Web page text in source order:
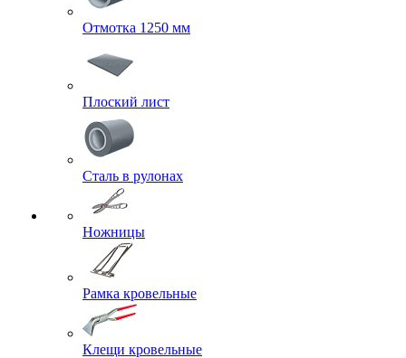
Отмотка 1250 мм
Плоский лист
Сталь в рулонах
Ножницы
Рамка кровельные
Клещи кровельные